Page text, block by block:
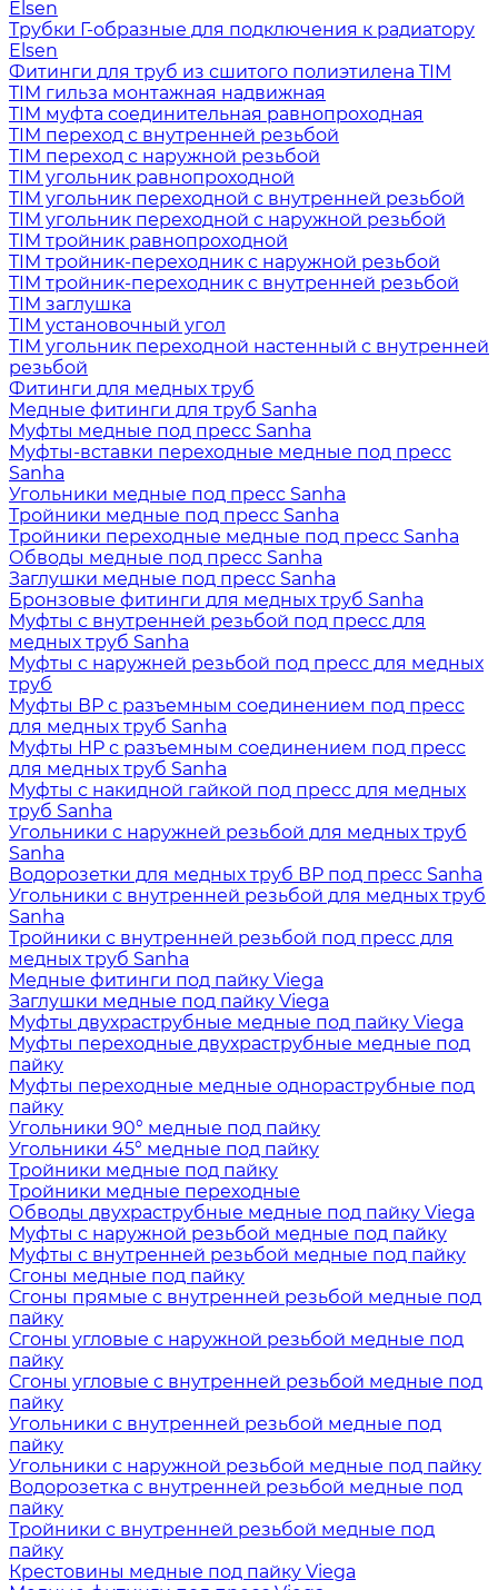
Elsen
Трубки Г-образные для подключения к радиатору
Elsen
Фитинги для труб из сшитого полиэтилена TIM
TIM гильза монтажная надвижная
TIM муфта соединительная равнопроходная
TIM переход с внутренней резьбой
TIM переход с наружной резьбой
TIM угольник равнопроходной
TIM угольник переходной с внутренней резьбой
TIM угольник переходной с наружной резьбой
TIM тройник равнопроходной
TIM тройник-переходник с наружной резьбой
TIM тройник-переходник с внутренней резьбой
TIM заглушка
TIM установочный угол
TIM угольник переходной настенный с внутренней
резьбой
Фитинги для медных труб
Медные фитинги для труб Sanha
Муфты медные под пресс Sanha
Муфты-вставки переходные медные под пресс
Sanha
Угольники медные под пресс Sanha
Тройники медные под пресс Sanha
Тройники переходные медные под пресс Sanha
Обводы медные под пресс Sanha
Заглушки медные под пресс Sanha
Бронзовые фитинги для медных труб Sanha
Муфты с внутренней резьбой под пресс для
медных труб Sanha
Муфты с наружней резьбой под пресс для медных
труб
Муфты ВР с разъемным соединением под пресс
для медных труб Sanha
Муфты НР с разъемным соединением под пресс
для медных труб Sanha
Муфты с накидной гайкой под пресс для медных
труб Sanha
Угольники с наружней резьбой для медных труб
Sanha
Водорозетки для медных труб ВР под пресс Sanha
Угольники с внутренней резьбой для медных труб
Sanha
Тройники с внутренней резьбой под пресс для
медных труб Sanha
Медные фитинги под пайку Viega
Заглушки медные под пайку Viega
Муфты двухраструбные медные под пайку Viega
Муфты переходные двухраструбные медные под
пайку
Муфты переходные медные однораструбные под
пайку
Угольники 90° медные под пайку
Угольники 45° медные под пайку
Тройники медные под пайку
Тройники медные переходные
Обводы двухраструбные медные под пайку Viega
Муфты с наружной резьбой медные под пайку
Муфты с внутренней резьбой медные под пайку
Сгоны медные под пайку
Сгоны прямые с внутренней резьбой медные под
пайку
Сгоны угловые с наружной резьбой медные под
пайку
Сгоны угловые с внутренней резьбой медные под
пайку
Угольники с внутренней резьбой медные под
пайку
Угольники с наружной резьбой медные под пайку
Водорозетка с внутренней резьбой медные под
пайку
Тройники с внутренней резьбой медные под
пайку
Крестовины медные под пайку Viega